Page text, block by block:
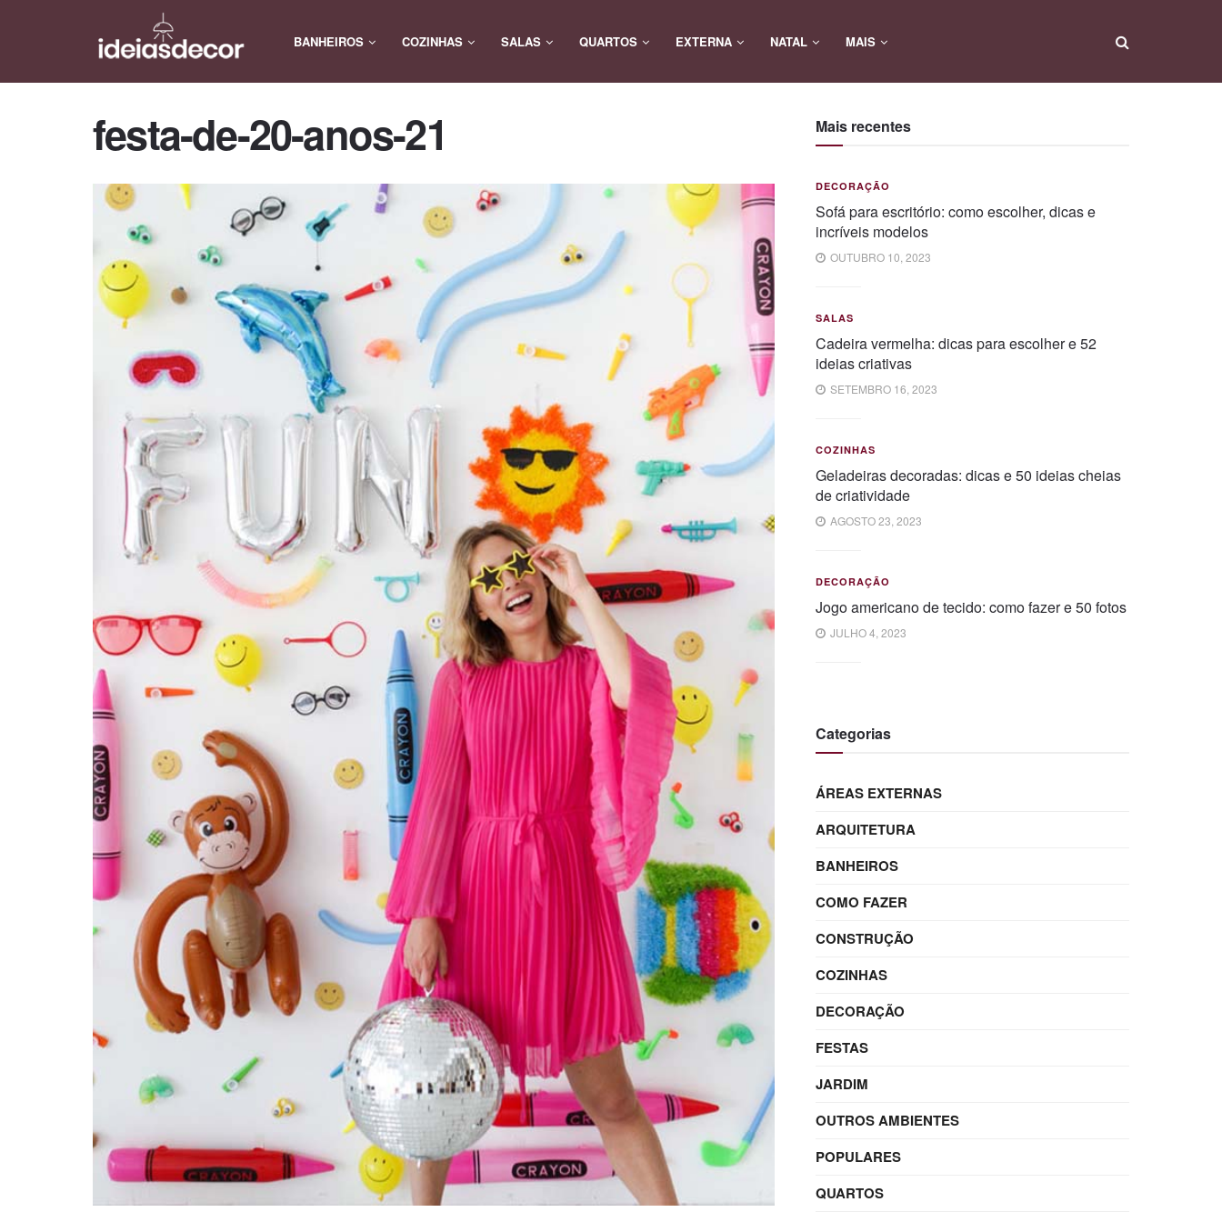
BANHEIROS COZINHAS SALAS QUARTOS EXTERNA NATAL MAIS
festa-de-20-anos-21 Mais recentes
DECORAÇÃO
Sofá para escritório: como escolher, dicas e
incríveis modelos
OUTUBRO 10, 2023
SALAS
Cadeira vermelha: dicas para escolher e 52
ideias criativas
SETEMBRO 16, 2023
COZINHAS
Geladeiras decoradas: dicas e 50 ideias cheias
de criatividade
AGOSTO 23, 2023
DECORAÇÃO
Jogo americano de tecido: como fazer e 50 fotos
JULHO 4, 2023
Categorias
ÁREAS EXTERNAS
ARQUITETURA
BANHEIROS
COMO FAZER
CONSTRUÇÃO
COZINHAS
DECORAÇÃO
FESTAS
JARDIM
OUTROS AMBIENTES
POPULARES
QUARTOS